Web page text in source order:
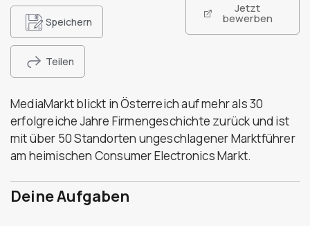
Speichern
Teilen
Jetzt
bewerben
MediaMarkt blickt in Österreich auf mehr als 30
erfolgreiche Jahre Firmengeschichte zurück und ist
mit über 50 Standorten ungeschlagener Marktführer
am heimischen Consumer Electronics Markt.
Deine Aufgaben